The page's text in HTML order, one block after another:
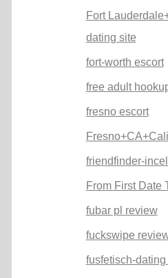
Fort
dating site
fort-worth escort
free adult
fresno escort
friendfinder-
From First Date
fubar pl review
fuckswipe
fusfetisch-dating